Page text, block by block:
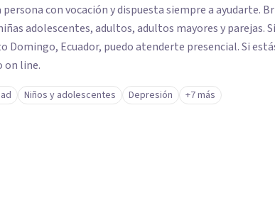
persona con vocación y dispuesta siempre a ayudarte.
adolescentes, adultos, adultos mayores y parejas.
Domingo, Ecuador, puedo atenderte presencial. Si
on line.
Niños y adolescentes Depresión +7 más